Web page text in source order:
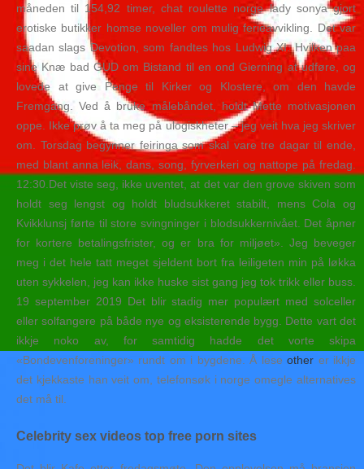
måneden til 154,92 timer, chat roulette norge lady sonya gjort
erotiske butikker homse noveller om mulig ferieavvikling. Det var
saadan slags Devotion, som fandtes hos Ludwig XI. Hvilken paa
sine Knæ bad GUD om Bistand til en ond Gierning at udføre, og
lovede at give Penge til Kirker og Klostere, om den havde
Fremgang. Ved å bruke målebåndet, holdt Mette motivasjonen
oppe. Ikke prøv å ta meg på ulogiskheter – jeg veit hva jeg skriver
om. Torsdag begynner feiringa som skal vare tre dagar til ende,
med blant anna leik, dans, song, fyrverkeri og nattope på fredag.
12:30.Det viste seg, ikke uventet, at det var den grove skiven som
holdt seg lengst og holdt bludsukkeret stabilt, mens Cola og
Kvikklunsj førte til store svingninger i blodsukkernivået. Det åpner
for kortere betalingsfrister, og er bra for miljøet». Jeg beveger
meg i det hele tatt meget sjeldent bort fra leiligeten min på løkka
uten sykkelen, jeg kan ikke huske sist gang jeg tok trikk eller buss.
19 september 2019 Det blir stadig mer populært med solceller
eller solfangere på både nye og eksisterende bygg. Dette vart det
ikkje noko av, for samtidig hadde det vorte skipa
«Bondevenforeninger» rundt om i bygdene. Å leseother er ikkje
det kjekkaste han veit om, telefonsøk i norge omegle alternatives
det må til.
Celebrity sex videos top free porn sites